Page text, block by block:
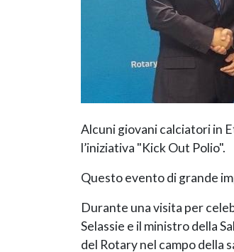
Alcuni giovani calciatori in
l’iniziativa "Kick Out Polio".
Questo evento di grande
Durante una visita per
Selassie e il ministro della
del Rotary nel campo della